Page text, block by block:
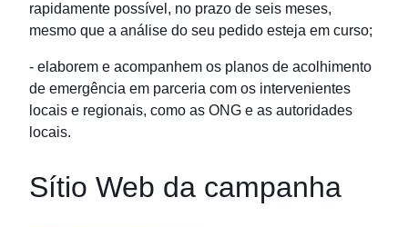
rapidamente possível, no prazo de seis meses,
mesmo que a análise do seu pedido esteja em curso;
- elaborem e acompanhem os planos de acolhimento
de emergência em parceria com os intervenientes
locais e regionais, como as ONG e as autoridades
locais.
Sítio Web da campanha